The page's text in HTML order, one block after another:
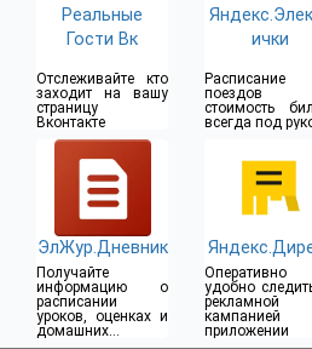
Реальные
Гости Вк
Отслеживайте кто
заходит на вашу
страницу
Вконтакте
ички
Расписание
стоимость
всегда под
ЭлЖур.Дневник
Получайте
информацию о
расписании
уроков, оценках и
домашних
удобно
рекламной
приложении